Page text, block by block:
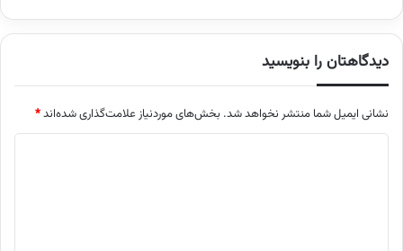
دیدگاهتان را بنویسید
نشانی ایمیل شما منتشر نخواهد شد. بخش‌های موردنیاز علامت‌گذاری شده‌اند*